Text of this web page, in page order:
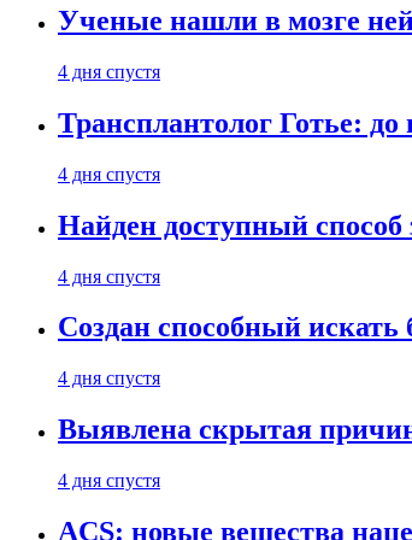
Ученые нашли в мозге
4 дня спустя
Трансплантолог Готье: до
4 дня спустя
Найден доступный способ
4 дня спустя
Создан способный
4 дня спустя
Выявлена скрытая
4 дня спустя
ACS: новые вещества